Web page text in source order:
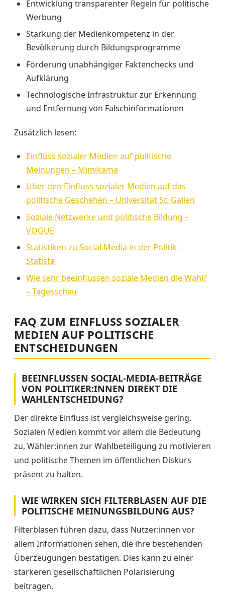
Entwicklung transparenter Regeln für politische
Werbung
Stärkung der Medienkompetenz in der
Bevölkerung durch Bildungsprogramme
Förderung unabhängiger Faktenchecks und
Aufklärung
Technologische Infrastruktur zur Erkennung
und Entfernung von Falschinformationen
Zusätzlich lesen:
Einfluss sozialer Medien auf politische
Meinungen – Mimikama
Über den Einfluss sozialer Medien auf das
politische Geschehen – Universität St. Gallen
Soziale Netzwerke und politische Bildung –
VOGUE
Statistiken zu Social Media in der Politik –
Statista
Wie sehr beeinflussen soziale Medien die Wahl?
– Tagesschau
FAQ ZUM EINFLUSS SOZIALER
MEDIEN AUF POLITISCHE
ENTSCHEIDUNGEN
BEEINFLUSSEN SOCIAL-MEDIA-BEITRÄGE
VON POLITIKER:INNEN DIREKT DIE
WAHLENTSCHEIDUNG?
Der direkte Einfluss ist vergleichsweise gering.
Sozialen Medien kommt vor allem die Bedeutung
zu, Wähler:innen zur Wahlbeteiligung zu motivieren
und politische Themen im öffentlichen Diskurs
präsent zu halten.
WIE WIRKEN SICH FILTERBLASEN AUF DIE
POLITISCHE MEINUNGSBILDUNG AUS?
Filterblasen führen dazu, dass Nutzer:innen vor
allem Informationen sehen, die ihre bestehenden
Überzeugungen bestätigen. Dies kann zu einer
stärkeren gesellschaftlichen Polarisierung
beitragen.